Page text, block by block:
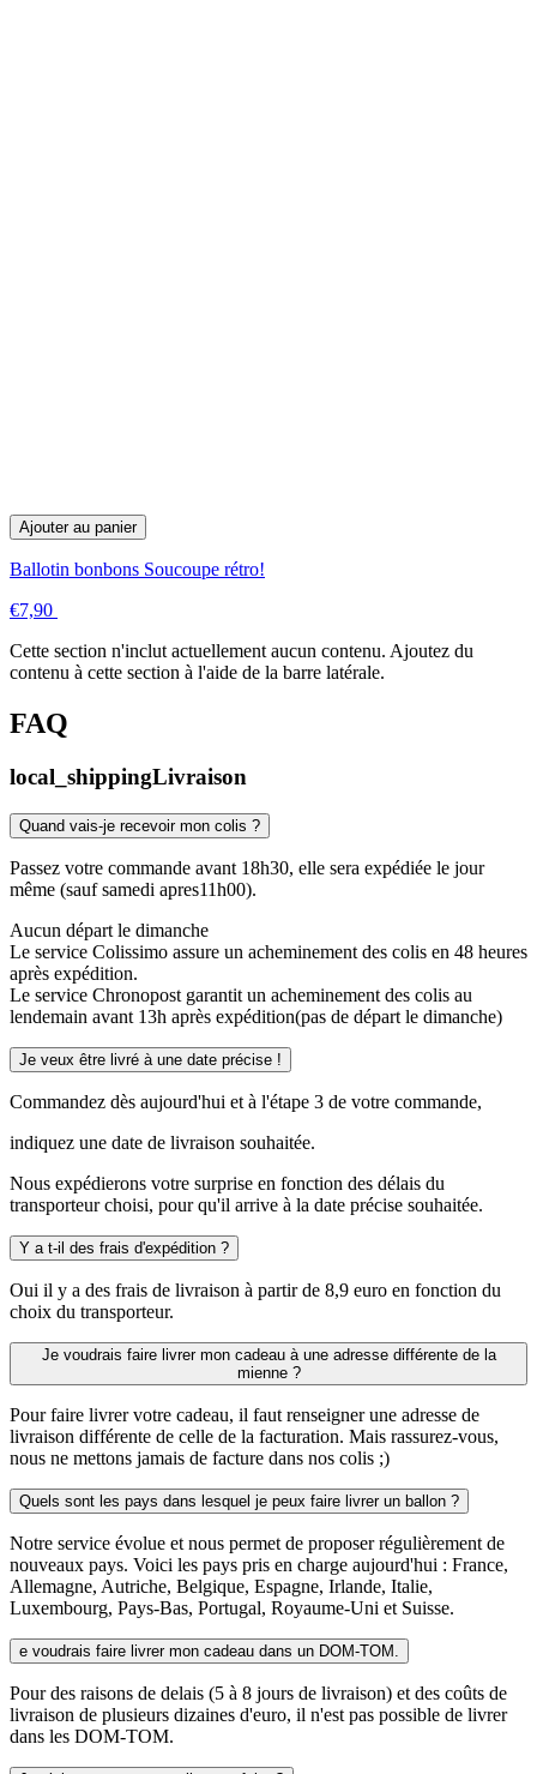
Ajouter au panier
Ballotin bonbons Soucoupe rétro!
€7,90
Cette section n'inclut actuellement aucun contenu. Ajoutez du
contenu à cette section à l'aide de la barre latérale.
FAQ
local_shippingLivraison
Quand vais-je recevoir mon colis ?
Passez votre commande avant 18h30, elle sera expédiée le jour
même (sauf samedi apres11h00).
Aucun départ le dimanche
Le service Colissimo assure un acheminement des colis en 48 heures
après expédition.
Le service Chronopost garantit un acheminement des colis au
lendemain avant 13h après expédition(pas de départ le dimanche)
Je veux être livré à une date précise !
Commandez dès aujourd'hui et à l'étape 3 de votre commande,
indiquez une date de livraison souhaitée.
Nous expédierons votre surprise en fonction des délais du
transporteur choisi, pour qu'il arrive à la date précise souhaitée.
Y a t-il des frais d'expédition ?
Oui il y a des frais de livraison à partir de 8,9 euro en fonction du
choix du transporteur.
Je voudrais faire livrer mon cadeau à une adresse différente de la
mienne ?
Pour faire livrer votre cadeau, il faut renseigner une adresse de
livraison différente de celle de la facturation. Mais rassurez-vous,
nous ne mettons jamais de facture dans nos colis ;)
Quels sont les pays dans lesquel je peux faire livrer un ballon ?
Notre service évolue et nous permet de proposer régulièrement de
nouveaux pays. Voici les pays pris en charge aujourd'hui : France,
Allemagne, Autriche, Belgique, Espagne, Irlande, Italie,
Luxembourg, Pays-Bas, Portugal, Royaume-Uni et Suisse.
e voudrais faire livrer mon cadeau dans un DOM-TOM.
Pour des raisons de delais (5 à 8 jours de livraison) et des coûts de
livraison de plusieurs dizaines d'euro, il n'est pas possible de livrer
dans les DOM-TOM.